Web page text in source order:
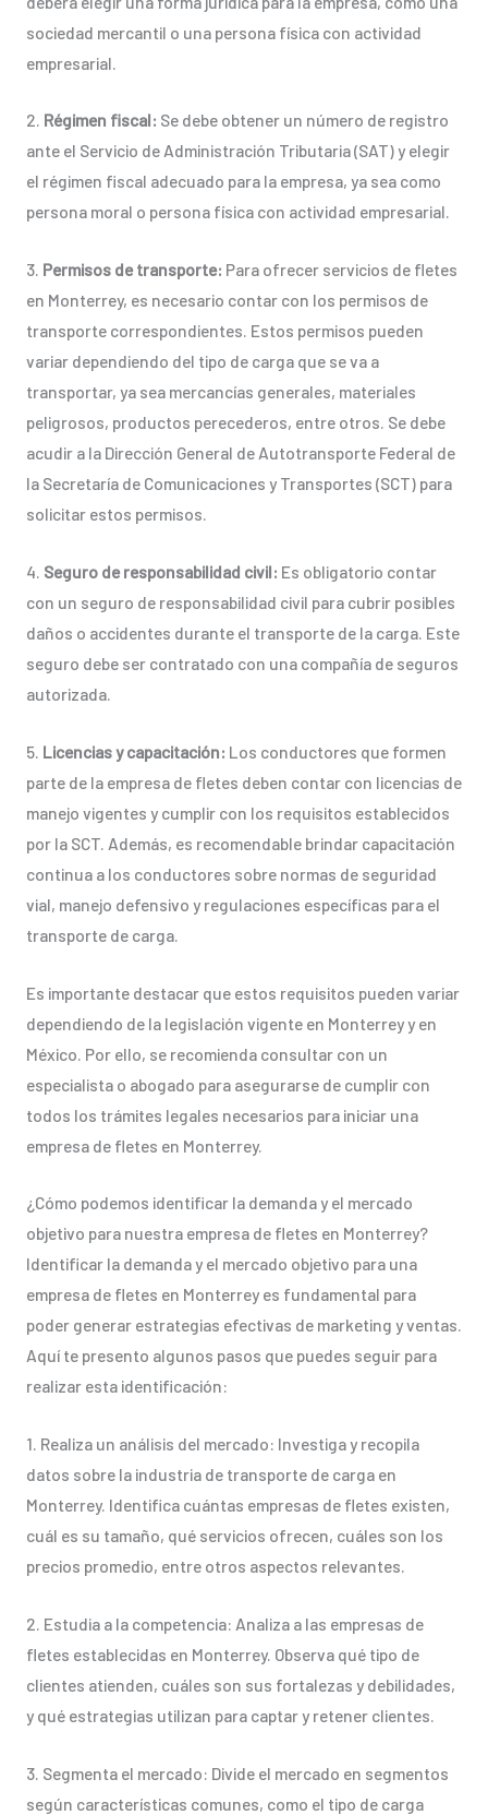
sociedad mercantil o una persona física con actividad
empresarial.
2. Régimen fiscal: Se debe obtener un número de registro
ante el Servicio de Administración Tributaria (SAT) y elegir
el régimen fiscal adecuado para la empresa, ya sea como
persona moral o persona física con actividad empresarial.
3. Permisos de transporte: Para ofrecer servicios de fletes
en Monterrey, es necesario contar con los permisos de
transporte correspondientes. Estos permisos pueden
variar dependiendo del tipo de carga que se va a
transportar, ya sea mercancías generales, materiales
peligrosos, productos perecederos, entre otros. Se debe
acudir a la Dirección General de Autotransporte Federal de
la Secretaría de Comunicaciones y Transportes (SCT) para
solicitar estos permisos.
4. Seguro de responsabilidad civil: Es obligatorio contar
con un seguro de responsabilidad civil para cubrir posibles
daños o accidentes durante el transporte de la carga. Este
seguro debe ser contratado con una compañía de seguros
autorizada.
5. Licencias y capacitación: Los conductores que formen
parte de la empresa de fletes deben contar con licencias de
manejo vigentes y cumplir con los requisitos establecidos
por la SCT. Además, es recomendable brindar capacitación
continua a los conductores sobre normas de seguridad
vial, manejo defensivo y regulaciones específicas para el
transporte de carga.
Es importante destacar que estos requisitos pueden variar
dependiendo de la legislación vigente en Monterrey y en
México. Por ello, se recomienda consultar con un
especialista o abogado para asegurarse de cumplir con
todos los trámites legales necesarios para iniciar una
empresa de fletes en Monterrey.
¿Cómo podemos identificar la demanda y el mercado
objetivo para nuestra empresa de fletes en Monterrey?
Identificar la demanda y el mercado objetivo para una
empresa de fletes en Monterrey es fundamental para
poder generar estrategias efectivas de marketing y ventas.
Aquí te presento algunos pasos que puedes seguir para
realizar esta identificación:
1. Realiza un análisis del mercado: Investiga y recopila
datos sobre la industria de transporte de carga en
Monterrey. Identifica cuántas empresas de fletes existen,
cuál es su tamaño, qué servicios ofrecen, cuáles son los
precios promedio, entre otros aspectos relevantes.
2. Estudia a la competencia: Analiza a las empresas de
fletes establecidas en Monterrey. Observa qué tipo de
clientes atienden, cuáles son sus fortalezas y debilidades,
y qué estrategias utilizan para captar y retener clientes.
3. Segmenta el mercado: Divide el mercado en segmentos
según características comunes, como el tipo de carga